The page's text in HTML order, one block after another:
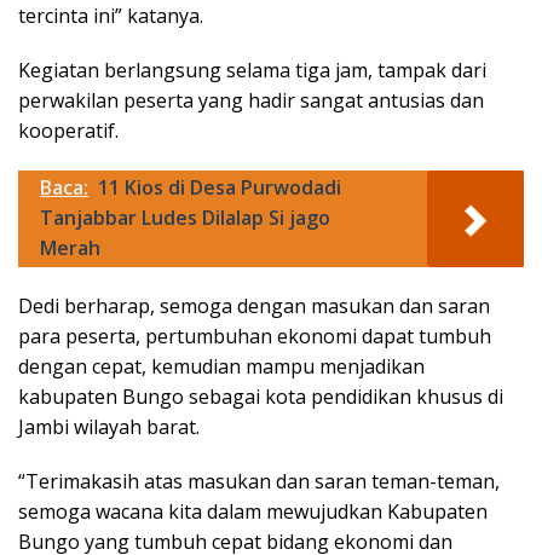
tercinta ini” katanya.
Kegiatan berlangsung selama tiga jam, tampak dari
perwakilan peserta yang hadir sangat antusias dan
kooperatif.
Baca: 11 Kios di Desa Purwodadi
Tanjabbar Ludes Dilalap Si jago
Merah
Dedi berharap, semoga dengan masukan dan saran
para peserta, pertumbuhan ekonomi dapat tumbuh
dengan cepat, kemudian mampu menjadikan
kabupaten Bungo sebagai kota pendidikan khusus di
Jambi wilayah barat.
“Terimakasih atas masukan dan saran teman-teman,
semoga wacana kita dalam mewujudkan Kabupaten
Bungo yang tumbuh cepat bidang ekonomi dan